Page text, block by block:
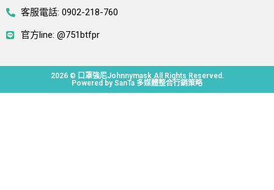
客服電話: 0902-218-760
官方line: @751btfpr
2026 © 口罩強尼Johnnymask All Rights Reserved.
Powered by SanTa 多媒體整合行銷策略